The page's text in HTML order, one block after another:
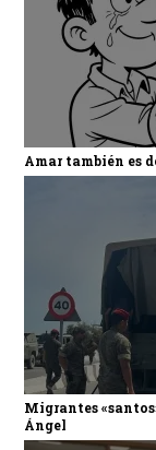
Amar también es
Migrantes
Ángel